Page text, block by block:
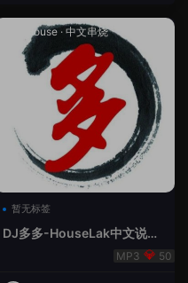
Lak House· 中文串烧
暂无标签
DJ多多-HouseLak中文说唱
50